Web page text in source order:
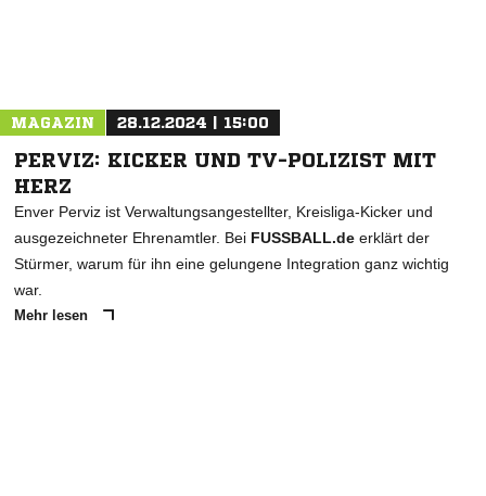
MAGAZIN 28.12.2024 | 15:00
PERVIZ: KICKER UND TV-POLIZIST MIT
HERZ
Enver Perviz ist Verwaltungsangestellter, Kreisliga-Kicker und
ausgezeichneter Ehrenamtler. Bei FUSSBALL.de erklärt der
Stürmer, warum für ihn eine gelungene Integration ganz wichtig
war.
Mehr lesen